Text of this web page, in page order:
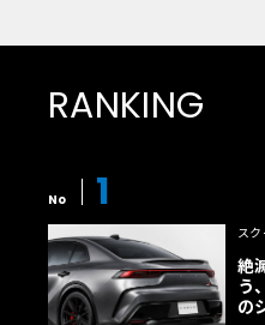
RANKING
No 1
スク
絶
う
の